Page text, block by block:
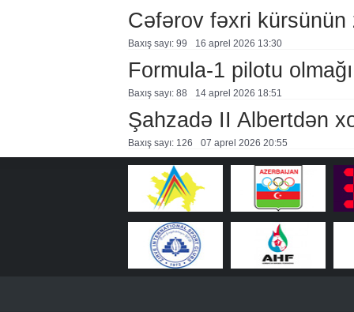
Cəfərov fəxri kürsünün
Baxış sayı: 99 16 aprel 2026 13:30
Formula-1 pilotu
Baxış sayı: 88 14 aprel 2026 18:51
Şahzadə II Albertdən
Baxış sayı: 126 07 aprel 2026 20:55